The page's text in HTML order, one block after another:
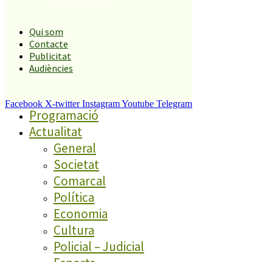
Qui som
Contacte
Publicitat
Audiències
Facebook X-twitter InstagramYoutube Telegram
Directe 107.7FM
Podcasts
Programació
Actualitat
General
Societat
Comarcal
Política
Economia
Cultura
Policial – Judicial